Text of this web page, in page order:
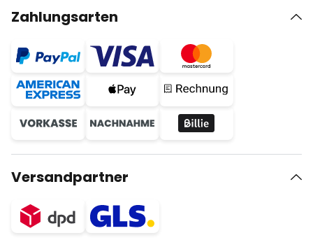
Zahlungsarten
Versandpartner